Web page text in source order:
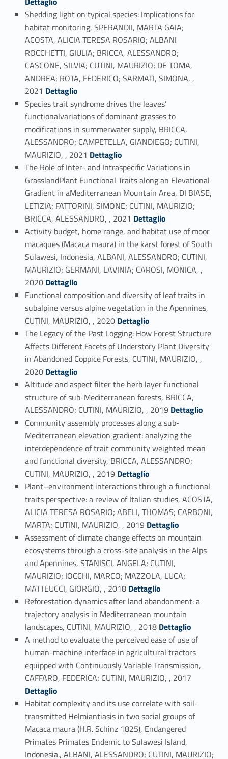
Shedding light on typical species: Implications for
habitat monitoring, SPERANDII, MARTA GAIA;
ACOSTA, ALICIA TERESA ROSARIO; ALBANI
ROCCHETTI, GIULIA; BRICCA, ALESSANDRO;
CASCONE, SILVIA; CUTINI, MAURIZIO; DE TOMA,
ANDREA; ROTA, FEDERICO; SARMATI, SIMONA, ,
2021 Link identifier #identifier_person_89666-19
Dettaglio
Species trait syndrome drives the leaves’
functionalvariations of dominant grasses to
modifications in summerwater supply, BRICCA,
ALESSANDRO; CAMPETELLA, GIANDIEGO; CUTINI,
MAURIZIO, , 2021 Link identifier #identifier_person_82925-20
Dettaglio
The Role of Inter- and Intraspecific Variations in
GrasslandPlant Functional Traits along an Elevational
Gradient in aMediterranean Mountain Area, DI BIASE,
LETIZIA; FATTORINI, SIMONE; CUTINI, MAURIZIO;
BRICCA, ALESSANDRO, , 2021 Link identifier #identifier_person_25546-21
Dettaglio
Activity budget, home range, and habitat use of moor
macaques (Macaca maura) in the karst forest of South
Sulawesi, Indonesia, ALBANI, ALESSANDRO; CUTINI,
MAURIZIO; GERMANI, LAVINIA; CAROSI, MONICA, ,
2020 Link identifier #identifier_person_20475-22
Dettaglio
Functional composition and diversity of leaf traits in
subalpine versus alpine vegetation in the Apennines,
CUTINI, MAURIZIO, , 2020Link identifier #identifier_person_70193-23
Dettaglio
The Legacy of the Past Logging: How Forest Structure
Affects Different Facets of Understory Plant Diversity
in Abandoned Coppice Forests, CUTINI, MAURIZIO, ,
2020 Link identifier #identifier_person_99540-24
Dettaglio
Altitude and aspect filter the herb layer functional
structure of sub-Mediterranean forests, BRICCA,
ALESSANDRO; CUTINI, MAURIZIO, , 2019 Link identifier #identifier_person_11201-25
Dettaglio
Community assembly processes along a sub-
Mediterranean elevation gradient: analyzing the
interdependence of trait community weighted mean
and functional diversity, BRICCA, ALESSANDRO;
CUTINI, MAURIZIO, , 2019 Link identifier #identifier_person_17330-26
Dettaglio
Plant–environment interactions through a functional
traits perspective: a review of Italian studies, ACOSTA,
ALICIA TERESA ROSARIO; ABELI, THOMAS; CARBONI,
MARTA; CUTINI, MAURIZIO, , 2019 Link identifier #identifier_person_172601-27
Dettaglio
Assessment of climate change effects on mountain
ecosystems through a cross-site analysis in the Alps
and Apennines, STANISCI, ANGELA; CUTINI,
MAURIZIO; IOCCHI, MARCO; MAZZOLA, LUCA;
MATTEUCCI, GIORGIO, , 2018 Link identifier #identifier_person_169455-28
Dettaglio
Reforestation dynamics after land abandonment: a
trajectory analysis in Mediterranean mountain
landscapes, CUTINI, MAURIZIO, , 2018 Link identifier #identifier_person_155975-29
Dettaglio
A method to evaluate the perceived ease of use of
human-machine interface in agricultural tractors
equipped with Continuously Variable Transmission,
CAFFARO, FEDERICA; CUTINI, MAURIZIO, , 2017 Link identifier #identifier_person_8159-30
Dettaglio
Habitat complexity and its use correlate with soil-
transmitted Helmiantiasis in two social groups of
Macaca maura (H.R. Schinz 1825), Endangered
Primates Primates Endemic to Sulawesi Island,
Indonesia., ALBANI, ALESSANDRO; CUTINI, MAURIZIO;